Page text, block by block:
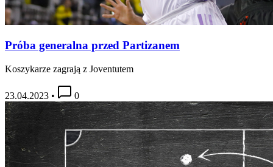
Próba generalna przed Partizanem
Koszykarze zagrają z Joventutem
23.04.2023 • 0